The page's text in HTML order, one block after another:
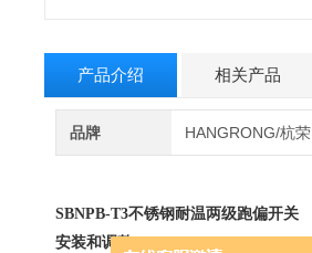
产品介绍 相关产品
品牌 HANGRONG/杭荣
SBNPB-T3不锈钢耐温两级跑偏开关
安装和调整